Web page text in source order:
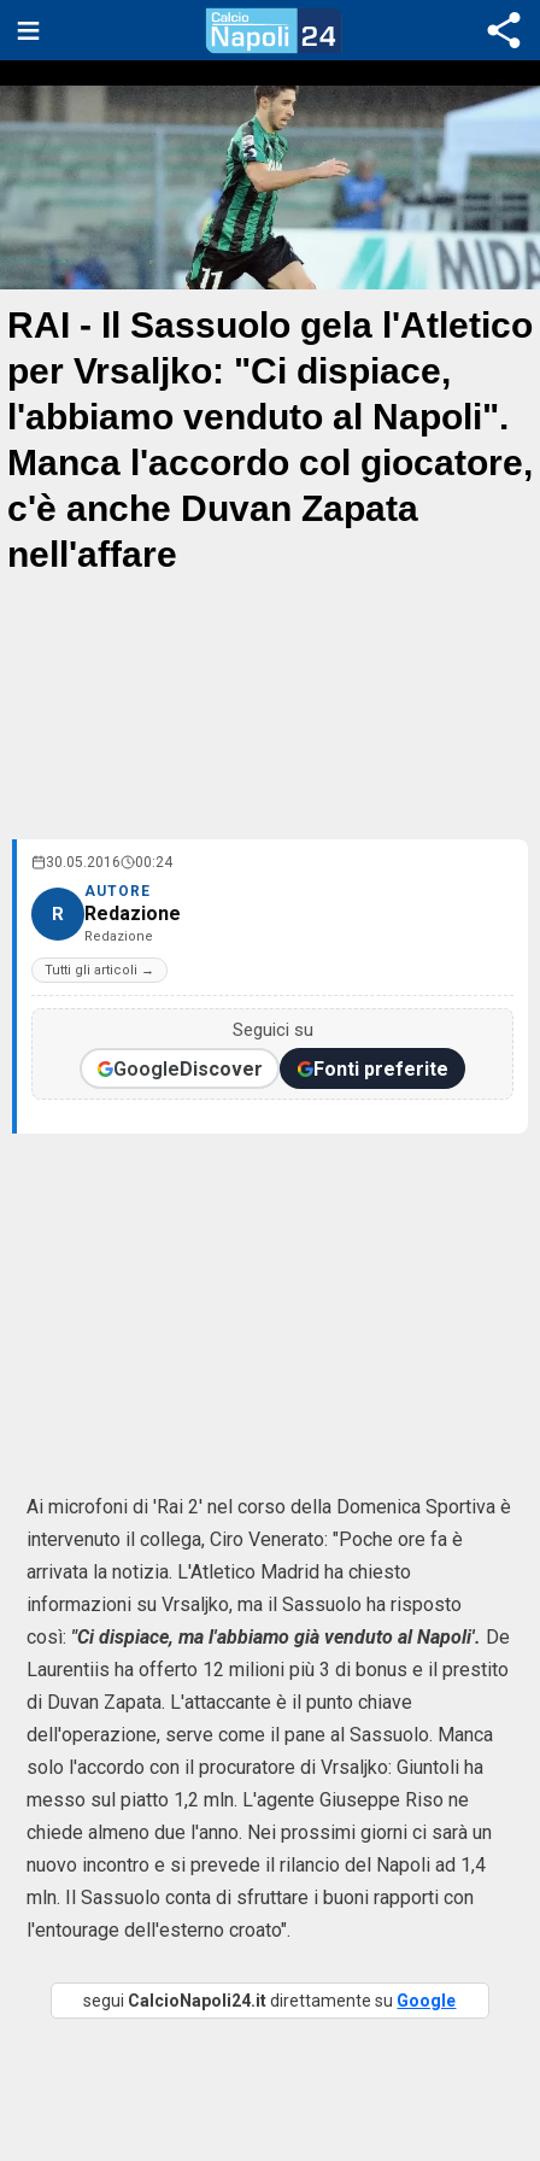
RAI - Il Sassuolo gela l'Atletico
per Vrsaljko: "Ci dispiace,
l'abbiamo venduto al Napoli".
Manca l'accordo col giocatore,
c'è anche Duvan Zapata
nell'affare
30.05.2016 00:24
R
AUTORE
Redazione
Redazione
Tutti gli articoli →
Seguici su
GoogleDiscover Fonti preferite
Ai microfoni di 'Rai 2' nel corso della Domenica Sportiva è
intervenuto il collega, Ciro Venerato: "Poche ore fa è
arrivata la notizia. L'Atletico Madrid ha chiesto
informazioni su Vrsaljko, ma il Sassuolo ha risposto
così: "Ci dispiace, ma l'abbiamo già venduto al Napoli'. De
Laurentiis ha offerto 12 milioni più 3 di bonus e il prestito
di Duvan Zapata. L'attaccante è il punto chiave
dell'operazione, serve come il pane al Sassuolo. Manca
solo l'accordo con il procuratore di Vrsaljko: Giuntoli ha
messo sul piatto 1,2 mln. L'agente Giuseppe Riso ne
chiede almeno due l'anno. Nei prossimi giorni ci sarà un
nuovo incontro e si prevede il rilancio del Napoli ad 1,4
mln. Il Sassuolo conta di sfruttare i buoni rapporti con
l'entourage dell'esterno croato".
segui CalcioNapoli24.itdirettamente su Google